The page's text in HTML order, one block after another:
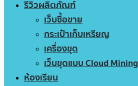
รีวิวผลิตภัณฑ์
เว็บซื้อขาย
กระเป๋าเก็บเหรียญ
เครื่องขุด
เว็บขุดแบบ Cloud Mining
ห้องเรียน